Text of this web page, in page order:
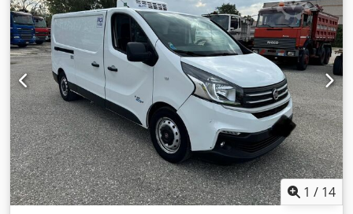
1 / 14